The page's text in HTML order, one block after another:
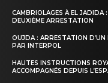
CAMBRIOLAGES À EL JADIDA
DEUXIÈME ARRESTATION
OUJDA : ARRESTATION D’UN
PAR INTERPOL
HAUTES INSTRUCTIONS
ACCOMPAGNÉS DEPUIS